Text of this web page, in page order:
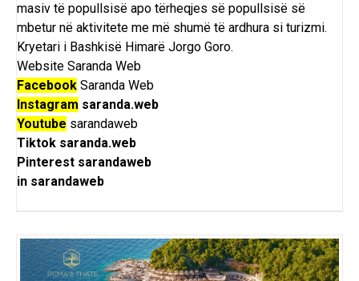
masiv të popullsisë apo tërheqjes së popullsisë së
mbetur në aktivitete me më shumë të ardhura si turizmi.
Kryetari i Bashkisë Himarë Jorgo Goro.
Website Saranda Web
Facebook Saranda Web
Instagram saranda.web
Youtube sarandaweb
Tiktok saranda.web
Pinterest sarandaweb
in sarandaweb